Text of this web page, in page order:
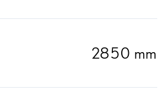
2850 mm